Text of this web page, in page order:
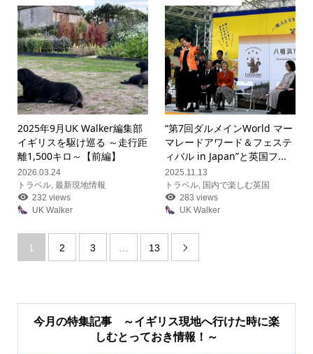
2025年9月UK Walker編集部
イギリスを駆け巡る ～走行距
離1,500キロ～【前編】
2026.03.24
トラベル, 最新現地情報
232 views
UK Walker
“第7回ダルメインWorld マー
マレードアワード＆フェステ
ィバル in Japan”と英国フ...
2025.11.13
トラベル, 国内で楽しむ英国
283 views
UK Walker
1 2 3 … 13 
今月の特集記事 ～イギリス現地へ行けた時に楽
しむとっておき情報！～